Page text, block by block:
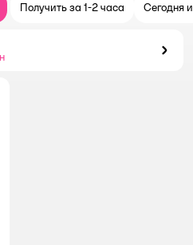
Получить за 1-2 часа Сегодня